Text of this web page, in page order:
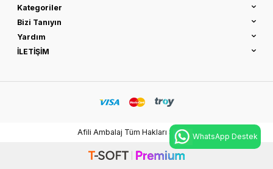
WhatsApp Destek
Kategoriler
Bizi Tanıyın
Yardım
İLETİŞİM
Afili Ambalaj Tüm Hakları Saklıdır